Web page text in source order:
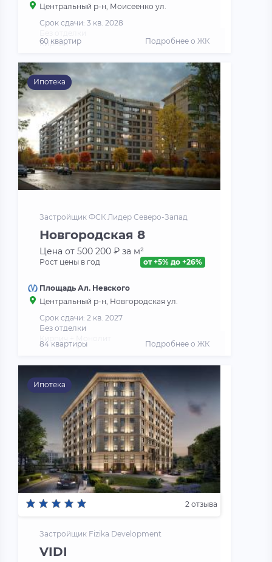
Центральный р-н, Моисеенко ул.
Срок сдачи: 3 кв. 2028
Кирпич
60 квартир Подробнее о ЖК
Ипотека
Застройщик ФСК Лидер Северо-Запад
Новгородская 8
Цена от 500 200 ₽ за м²
Рост цены в год от +5% до +26%
Площадь Ал. Невского
Центральный р-н, Новгородская ул.
Срок сдачи: 2 кв. 2027
Без отделки
84 квартиры Подробнее о ЖК
Ипотека
2 отзыва
Застройщик Fizika Development
VIDI